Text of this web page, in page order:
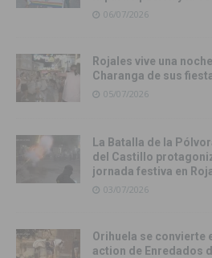
06/07/2026
Rojales vive una
Charanga de sus
05/07/2026
La Batalla de la
del Castillo
jornada festiva en
03/07/2026
Orihuela se convierte
action de Enredados